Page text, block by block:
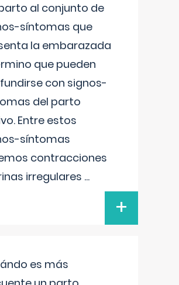
al conjunto de
síntomas que
la embarazada
que pueden
con signos-
del parto
Entre estos
síntomas
contracciones
irregulares ...
+
es más